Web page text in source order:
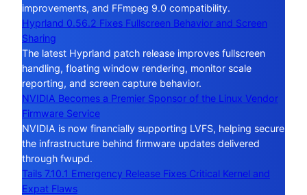
improvements, and FFmpeg 9.0 compatibility.
Hyprland 0.56.2 Fixes Fullscreen Behavior and Screen
Sharing
The latest Hyprland patch release improves fullscreen
handling, floating window rendering, monitor scale
reporting, and screen capture behavior.
NVIDIA Becomes a Premier Sponsor of the Linux Vendor
Firmware Service
NVIDIA is now financially supporting LVFS, helping secure
the infrastructure behind firmware updates delivered
through fwupd.
Tails 7.10.1 Emergency Release Fixes Critical Kernel and
Expat Flaws